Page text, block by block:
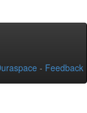
- Feedback